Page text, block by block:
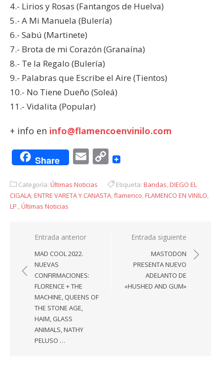
4.- Lirios y Rosas (Fantangos de Huelva)
5.- A Mi Manuela (Bulería)
6.- Sabú (Martinete)
7.- Brota de mi Corazón (Granaína)
8.- Te la Regalo (Bulería)
9.- Palabras que Escribe el Aire (Tientos)
10.- No Tiene Dueño (Soleá)
11.- Vidalita (Popular)
+ info en info@flamencoenvinilo.com
Share EmailCopy
Categoría: Últimas Noticias Etiqueta: Bandas,DIEGO EL
CIGALA,ENTRE VARETA Y CANASTA,flamenco,FLAMENCO EN VINILO,
LP.,Últimas Noticias
Navegación
entradas
Entrada anterior
MAD COOL 2022.
NUEVAS
CONFIRMACIONES:
FLORENCE + THE
MACHINE, QUEENS OF
THE STONE AGE,
HAIM, GLASS
ANIMALS, NATHY
PELUSO …
Entrada siguiente
MASTODON
PRESENTA NUEVO
ADELANTO DE
«HUSHED AND GUM»